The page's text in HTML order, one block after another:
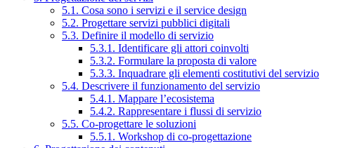
5.1. Cosa sono i servizi e il service design
5.2. Progettare servizi pubblici digitali
5.3. Definire il modello di servizio
5.3.1. Identificare gli attori coinvolti
5.3.2. Formulare la proposta di valore
5.3.3. Inquadrare gli elementi costitutivi del servizio
5.4. Descrivere il funzionamento del servizio
5.4.1. Mappare l’ecosistema
5.4.2. Rappresentare i flussi di servizio
5.5. Co-progettare le soluzioni
5.5.1. Workshop di co-progettazione